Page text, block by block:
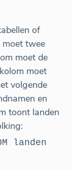
of
twee
moet de
moet
volgende
en
toont landen
landen